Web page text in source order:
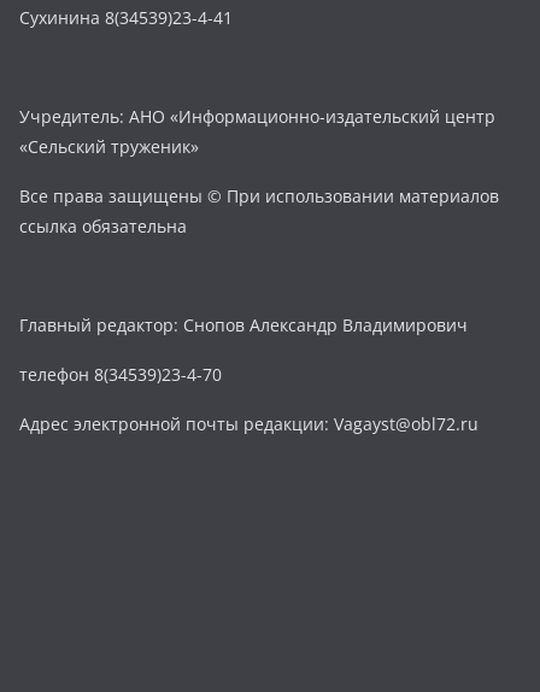
Сухинина 8(34539)23-4-41
Учредитель: АНО «Информационно-издательский центр
«Сельский труженик»
Все права защищены © При использовании материалов
ссылка обязательна
Главный редактор: Снопов Александр Владимирович
телефон 8(34539)23-4-70
Адрес электронной почты редакции: Vagayst@obl72.ru